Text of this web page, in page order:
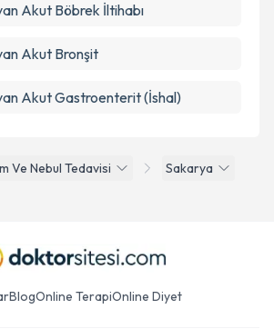
Ve Nebul Tedavisi
Sakarya
Akut Böbrek İltihabı
Akut Bronşit
Akut Gastroenterit (İshal)
BlogOnline TerapiOnline Diyet